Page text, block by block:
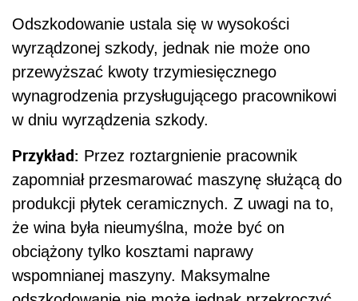
Odszkodowanie ustala się w wysokości
wyrządzonej szkody, jednak nie może ono
przewyższać kwoty trzymiesięcznego
wynagrodzenia przysługującego pracownikowi
w dniu wyrządzenia szkody.
Przykład: Przez roztargnienie pracownik
zapomniał przesmarować maszynę służącą do
produkcji płytek ceramicznych. Z uwagi na to,
że wina była nieumyślna, może być on
obciążony tylko kosztami naprawy
wspomnianej maszyny. Maksymalne